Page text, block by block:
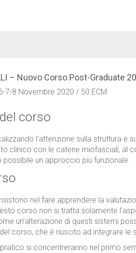
– Nuovo Corso Post-Graduate
7-8 Novembre 2020 / 50 ECM
corso
l’attenzione sulla struttura
clinico con le catene miofasciali, al
un approccio più funzionale.
nel fare apprendere la
corso non si tratta solamente
un’alterazione di questi sistemi
corso, che è riuscito ad integrare
si concentreranno nel primo